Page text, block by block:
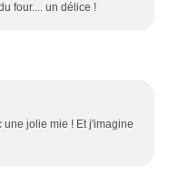
four.... un délice !
une jolie mie ! Et j'imagine